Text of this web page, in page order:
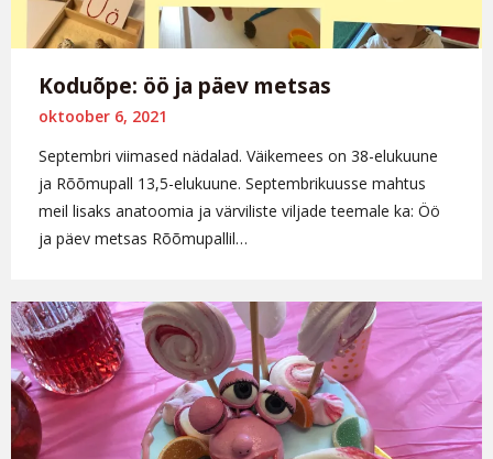
Koduõpe: öö ja päev metsas
oktoober 6, 2021
Septembri viimased nädalad. Väikemees on 38-elukuune
ja Rõõmupall 13,5-elukuune. Septembrikuusse mahtus
meil lisaks anatoomia ja värviliste viljade teemale ka: Öö
ja päev metsas Rõõmupallil…